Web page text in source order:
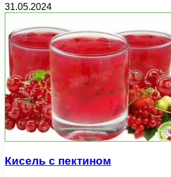
31.05.2024
Кисель с пектином